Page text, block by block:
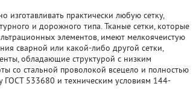
изготавливать практически любую сетку,
и дорожного типа. Тканые сетки, которые
элементов, имеют мелкоячеистую
сварной или какой-либо другой сетки,
обладающие структурой с низким
со стальной проволокой всецело и полностью
ГОСТ 533680 и техническим условиям 144-